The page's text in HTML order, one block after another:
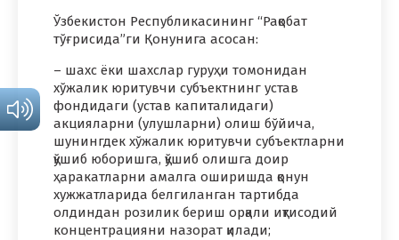
Ўзбекистон Республикасининг “Рақобат
тўғрисида”ги Қонунига асосан:
– шахс ёки шахслар гуруҳи томонидан
хўжалик юритувчи субъектнинг устав
фондидаги (устав капиталидаги)
акцияларни (улушларни) олиш бўйича,
шунингдек хўжалик юритувчи субъектларни
қўшиб юборишга, қўшиб олишга доир
ҳаракатларни амалга оширишда қонун
хужжатларида белгиланган тартибда
олдиндан розилик бериш орқали иқтисодий
концентрацияни назорат қилади;